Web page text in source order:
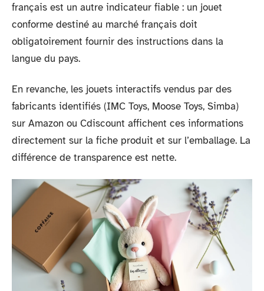
français est un autre indicateur fiable : un jouet
conforme destiné au marché français doit
obligatoirement fournir des instructions dans la
langue du pays.
En revanche, les jouets interactifs vendus par des
fabricants identifiés (IMC Toys, Moose Toys, Simba)
sur Amazon ou Cdiscount affichent ces informations
directement sur la fiche produit et sur l’emballage. La
différence de transparence est nette.